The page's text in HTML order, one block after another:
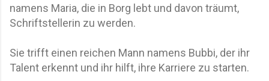
namens Maria, die in Borg lebt und davon träumt,
Schriftstellerin zu werden.
Sie trifft einen reichen Mann namens Bubbi, der ihr
Talent erkennt und ihr hilft, ihre Karriere zu starten.